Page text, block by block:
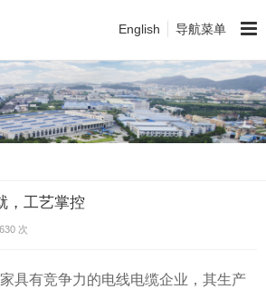
English 导航菜单
，工艺掌控
次
具有竞争力的电线电缆企业，其生产